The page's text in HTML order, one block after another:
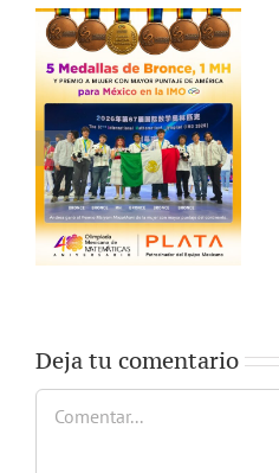
Deja tu comentario
Comentar